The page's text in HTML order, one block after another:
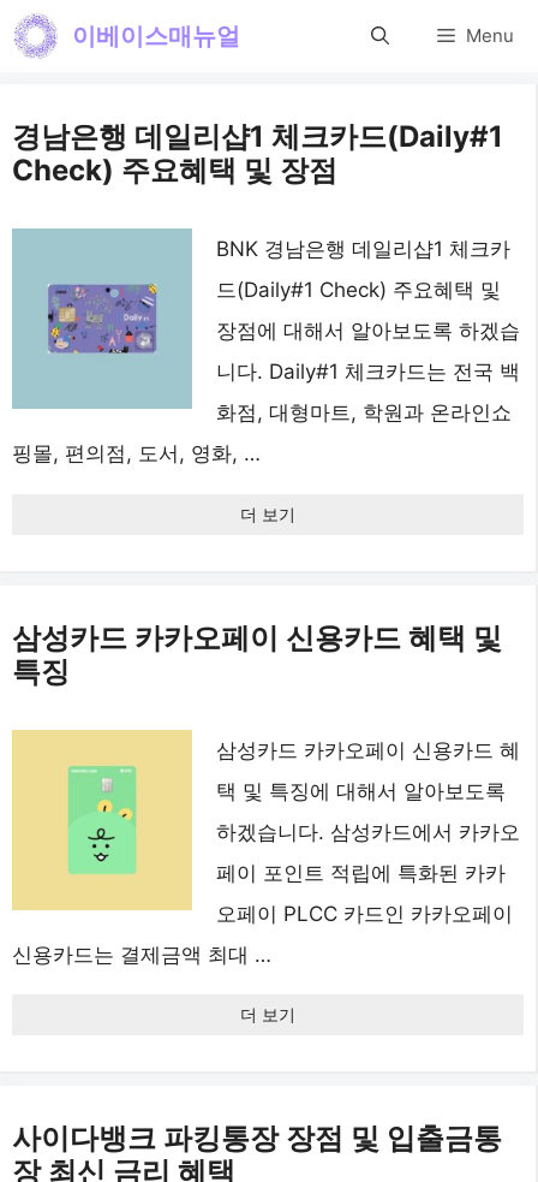
컨
로
건
너
이베이스매뉴얼 Menu
경남은행 데일리샵1 체크카드(Daily#1
Check) 주요혜택 및 장점
BNK 경남은행 데일리샵1 체크카
드(Daily#1 Check) 주요혜택 및
장점에 대해서 알아보도록 하겠습
니다. Daily#1 체크카드는 전국 백
화점, 대형마트, 학원과 온라인쇼
핑몰, 편의점, 도서, 영화, …
더 보기
삼성카드 카카오페이 신용카드 혜택 및
특징
삼성카드 카카오페이 신용카드 혜
택 및 특징에 대해서 알아보도록
하겠습니다. 삼성카드에서 카카오
페이 포인트 적립에 특화된 카카
오페이 PLCC 카드인 카카오페이
신용카드는 결제금액 최대 …
더 보기
사이다뱅크 파킹통장 장점 및 입출금통
장 최신 금리 혜택